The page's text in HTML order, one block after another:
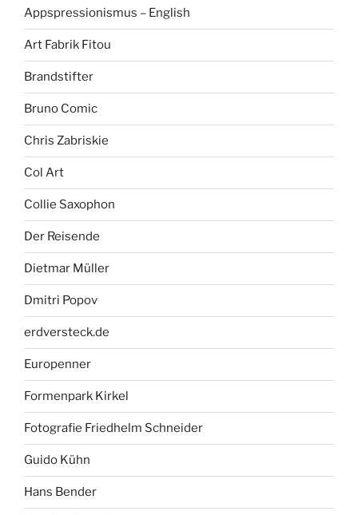
Appspressionismus – English
Art Fabrik Fitou
Brandstifter
Bruno Comic
Chris Zabriskie
Col Art
Collie Saxophon
Der Reisende
Dietmar Müller
Dmitri Popov
erdversteck.de
Europenner
Formenpark Kirkel
Fotografie Friedhelm Schneider
Guido Kühn
Hans Bender